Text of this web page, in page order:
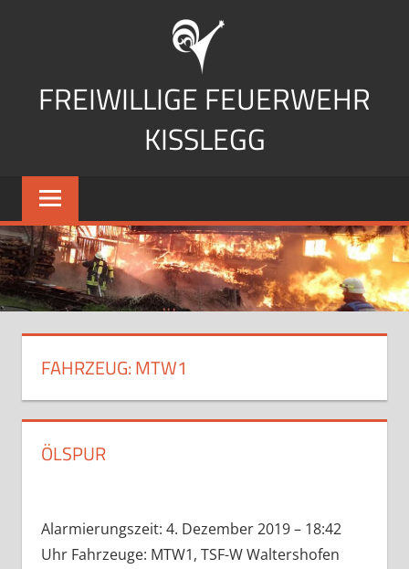
FREIWILLIGE FEUERWEHR
KISSLEGG
FAHRZEUG:MTW1
ÖLSPUR
Alarmierungszeit: 4. Dezember 2019 – 18:42
Uhr Fahrzeuge: MTW1, TSF-W Waltershofen